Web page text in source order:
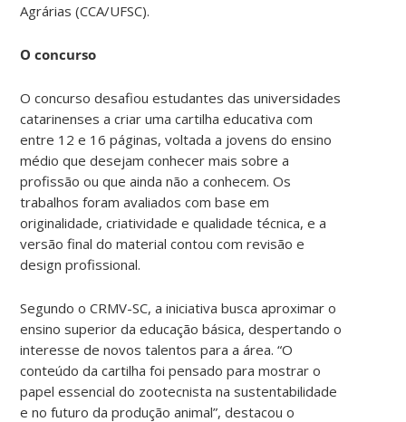
Agrárias (CCA/UFSC).
O concurso
O concurso desafiou estudantes das universidades
catarinenses a criar uma cartilha educativa com
entre 12 e 16 páginas, voltada a jovens do ensino
médio que desejam conhecer mais sobre a
profissão ou que ainda não a conhecem. Os
trabalhos foram avaliados com base em
originalidade, criatividade e qualidade técnica, e a
versão final do material contou com revisão e
design profissional.
Segundo o CRMV-SC, a iniciativa busca aproximar o
ensino superior da educação básica, despertando o
interesse de novos talentos para a área. “O
conteúdo da cartilha foi pensado para mostrar o
papel essencial do zootecnista na sustentabilidade
e no futuro da produção animal”, destacou o